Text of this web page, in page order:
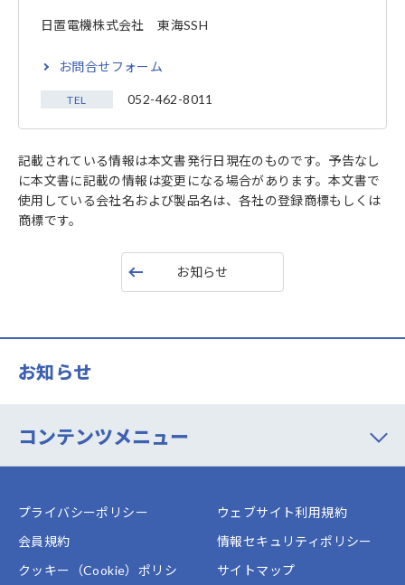
日置電機株式会社 東海SSH
お問合せフォーム
TEL 052-462-8011
記載されている情報は本文書発行日現在のものです。予告なし
に本文書に記載の情報は変更になる場合があります。本文書で
使用している会社名および製品名は、各社の登録商標もしくは
商標です。
お知らせ
お知らせ
コンテンツメニュー
プライバシーポリシー
ウェブサイト利用規約
会員規約
情報セキュリティポリシー
クッキー（Cookie）ポリシ
サイトマップ